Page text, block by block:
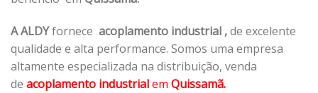
A ALDYfornece acoplamento industrial ,de excelente
qualidade e alta performance. Somos uma empresa
altamente especializada na distribuição, venda
de acoplamento industrialem Quissamã.